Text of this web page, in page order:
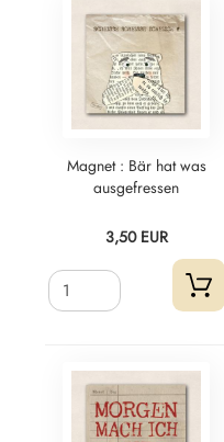
Magnet : Bär hat was
ausgefressen
3,50 EUR